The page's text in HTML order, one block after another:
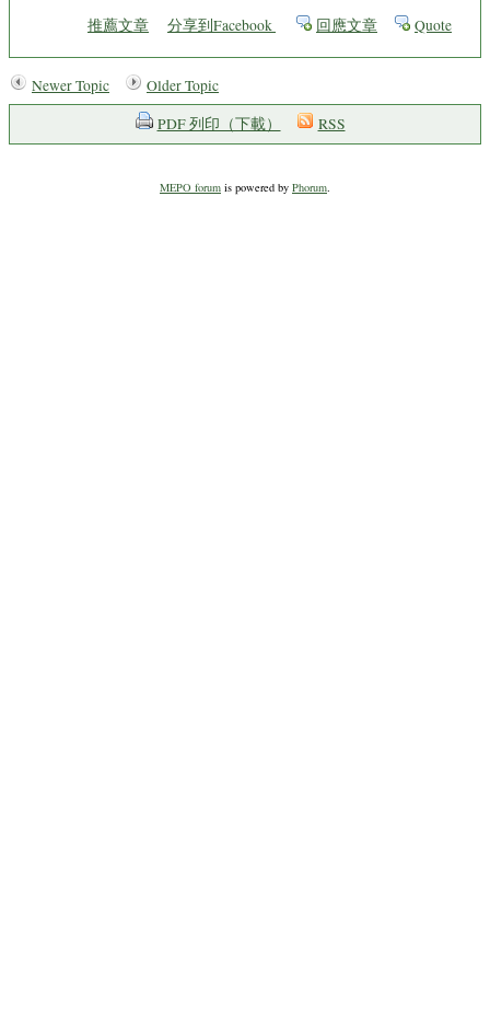
推薦文章 分享到Facebook 回應文章 Quote
Newer Topic
Older Topic
PDF 列印（下載）
RSS
MEPO forum is powered by Phorum.